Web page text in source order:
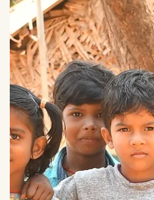
VOOR
NOMADENKINDEREN
IN
INDIA